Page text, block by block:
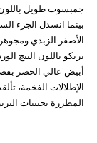
جمبسوت طويل باللون
بينما انسدل الجزء
الأصفر الزبدي
تريكو باللون البيج
أبيض عالي الخصر
الإطلالات الفخمة،
المطرزة بحبيبات